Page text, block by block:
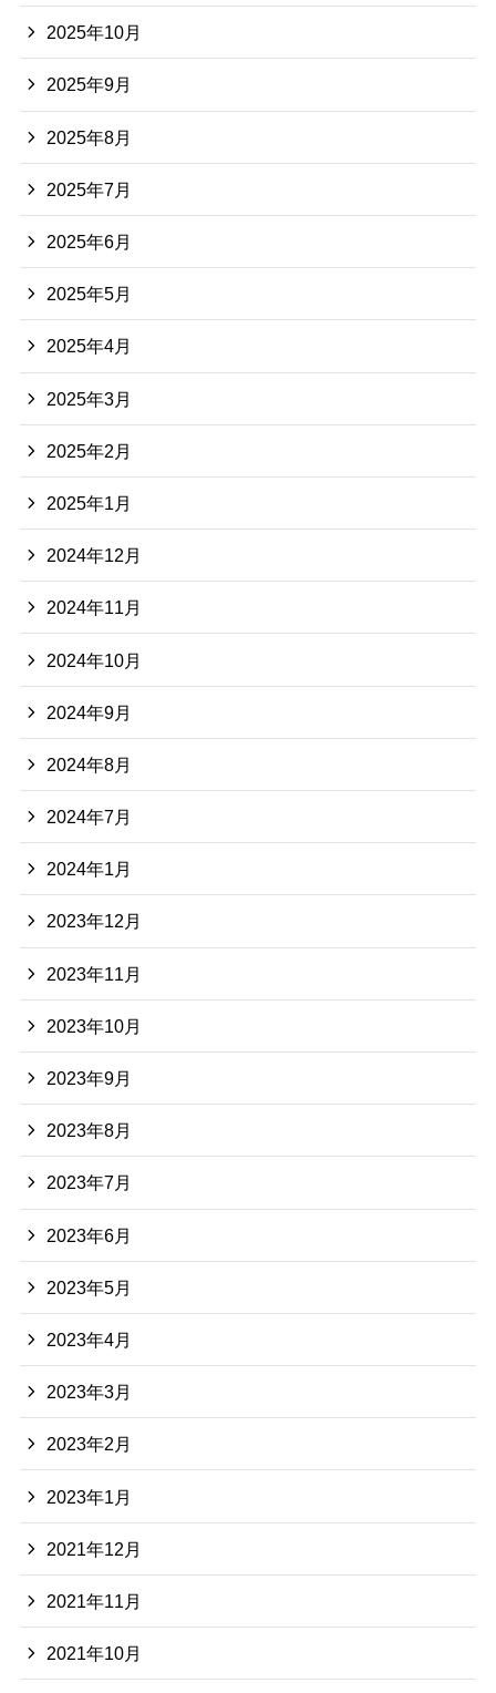
2025年10月
2025年9月
2025年8月
2025年7月
2025年6月
2025年5月
2025年4月
2025年3月
2025年2月
2025年1月
2024年12月
2024年11月
2024年10月
2024年9月
2024年8月
2024年7月
2024年1月
2023年12月
2023年11月
2023年10月
2023年9月
2023年8月
2023年7月
2023年6月
2023年5月
2023年4月
2023年3月
2023年2月
2023年1月
2021年12月
2021年11月
2021年10月